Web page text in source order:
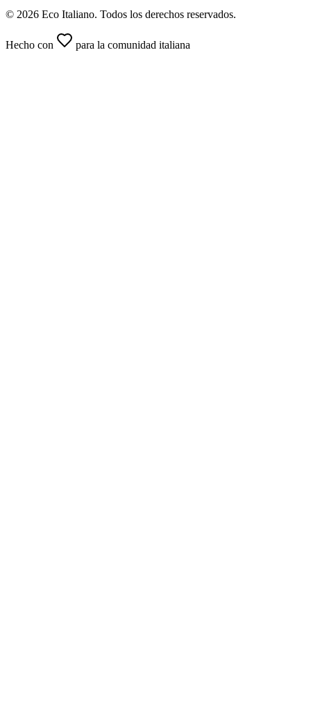
© 2026 Eco Italiano. Todos los derechos reservados.
Hecho con para la comunidad italiana